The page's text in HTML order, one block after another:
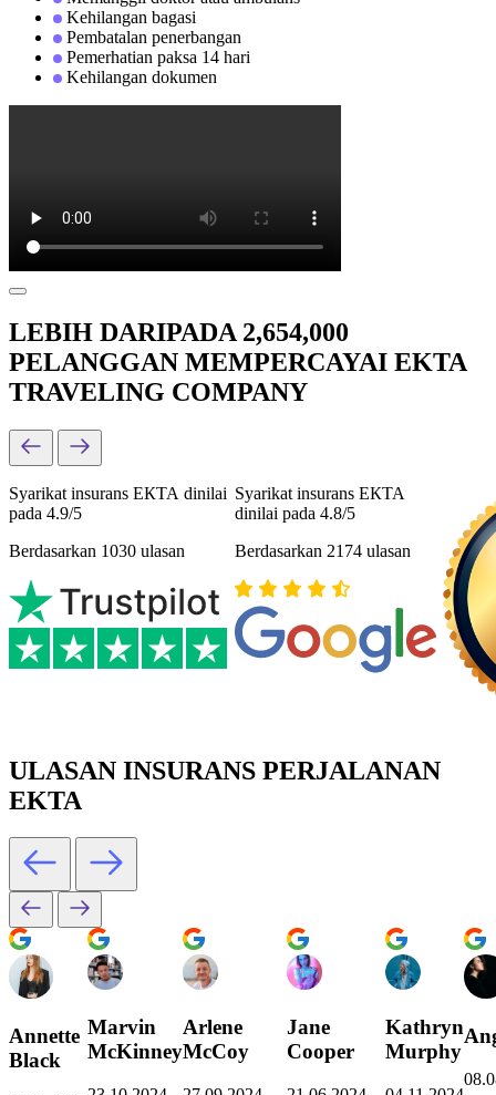
Kehilangan bagasi
Pembatalan penerbangan
Pemerhatian paksa 14 hari
Kehilangan dokumen
LEBIH DARIPADA 2,654,000
PELANGGAN MEMPERCAYAI EKTA
TRAVELING COMPANY
Syarikat insurans ЕКТА dinilai
pada 4.9/5
Berdasarkan 1030 ulasan
Syarikat insurans ЕКТА
dinilai pada 4.8/5
Berdasarkan 2174 ulasan
ULASAN INSURANS PERJALANAN
EKTA
Annette
Black
Marvin
McKinney
Arlene
McCoy
Jane
Cooper
Kathryn
Murphy